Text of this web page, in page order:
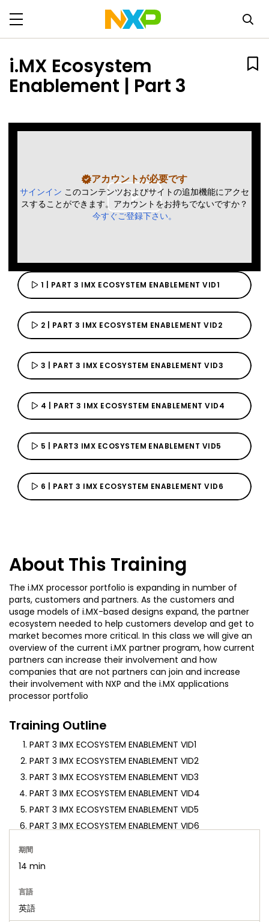
i.MX Ecosystem
Enablement | Part 3
Play
アカウントが必要です
サインイン このコンテンツおよびサイトの追加機能にアクセ
スすることができます。アカウントをお持ちでないですか？
今すぐご登録下さい。
スすることができます。アカウントをお持ちでないですか？
今すぐご登録下さい。
スすることができます。アカウントをお持ちでないですか？
今すぐご登録下さい。
スすることができます。アカウントをお持ちでないですか？
今すぐご登録下さい。
スすることができます。アカウントをお持ちでないですか？
今すぐご登録下さい。
スすることができます。アカウントをお持ちでないですか？
今すぐご登録下さい。
1 | PART 3 IMX ECOSYSTEM ENABLEMENT VID1
2 | PART 3 IMX ECOSYSTEM ENABLEMENT VID2
3 | PART 3 IMX ECOSYSTEM ENABLEMENT VID3
4 | PART 3 IMX ECOSYSTEM ENABLEMENT VID4
5 | PART3 IMX ECOSYSTEM ENABLEMENT VID5
6 | PART 3 IMX ECOSYSTEM ENABLEMENT VID6
About This Training
The i.MX processor portfolio is expanding in number of
parts, customers and partners. As the customers and
usage models of i.MX-based designs expand, the partner
ecosystem needed to help customers develop and get to
market becomes more critical. In this class we will give an
overview of the current i.MX partner program, how current
partners can increase their involvement and how
companies that are not partners can join and increase
their involvement with NXP and the i.MX applications
processor portfolio
Training Outline
PART 3 IMX ECOSYSTEM ENABLEMENT VID1
PART 3 IMX ECOSYSTEM ENABLEMENT VID2
PART 3 IMX ECOSYSTEM ENABLEMENT VID3
PART 3 IMX ECOSYSTEM ENABLEMENT VID4
PART 3 IMX ECOSYSTEM ENABLEMENT VID5
PART 3 IMX ECOSYSTEM ENABLEMENT VID6
期間
14 min
言語
英語